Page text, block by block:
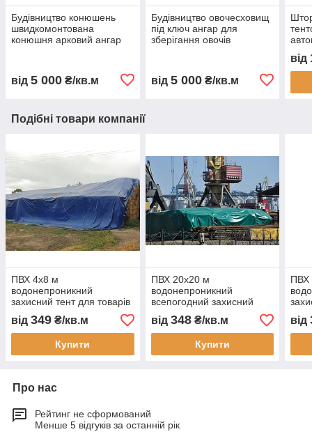
Будівництво конюшень
швидкомонтована
конюшня арковий ангар
будівництво
від 5 000 ₴/кв.м
Будівництво овочесховищ
під ключ ангар для
зберігання овочів
овочесховище
від 5 000₴/кв.м
від
Подібні товари компанії
ПВХ 4х8 м
водонепроникний
захисний тент для товарів
техніки і вантажів сіна
зерна і матеріалів
укривний тент
від 349 ₴/кв.м
Купити
ПВХ 20х20 м
водонепроникний
всепогодний захисний
тент для товарів техніки і
вантажів сіна зерна і
матеріалів
від 348₴/кв.м
Купити
ПВХ
від
Про нас
Рейтинг не сформований
Менше 5 відгуків за останній рік